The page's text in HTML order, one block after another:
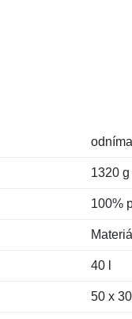
1320
100%
40 l
50 x